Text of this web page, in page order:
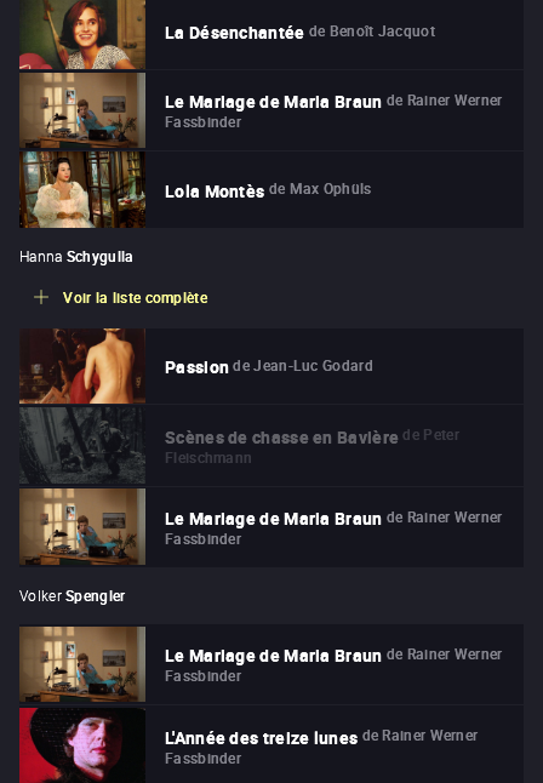
La Désenchantée de Benoît Jacquot
Le Mariage de Maria Braun de Rainer Werner
Fassbinder
Lola Montès de Max Ophüls
Hanna Schygulla
Voir la liste complète
Passion de Jean-Luc Godard
Scènes de chasse en Bavière de Peter
Fleischmann
Le Mariage de Maria Braun de Rainer Werner
Fassbinder
Volker Spengler
Le Mariage de Maria Braun de Rainer Werner
Fassbinder
L'Année des treize lunes de Rainer Werner
Fassbinder